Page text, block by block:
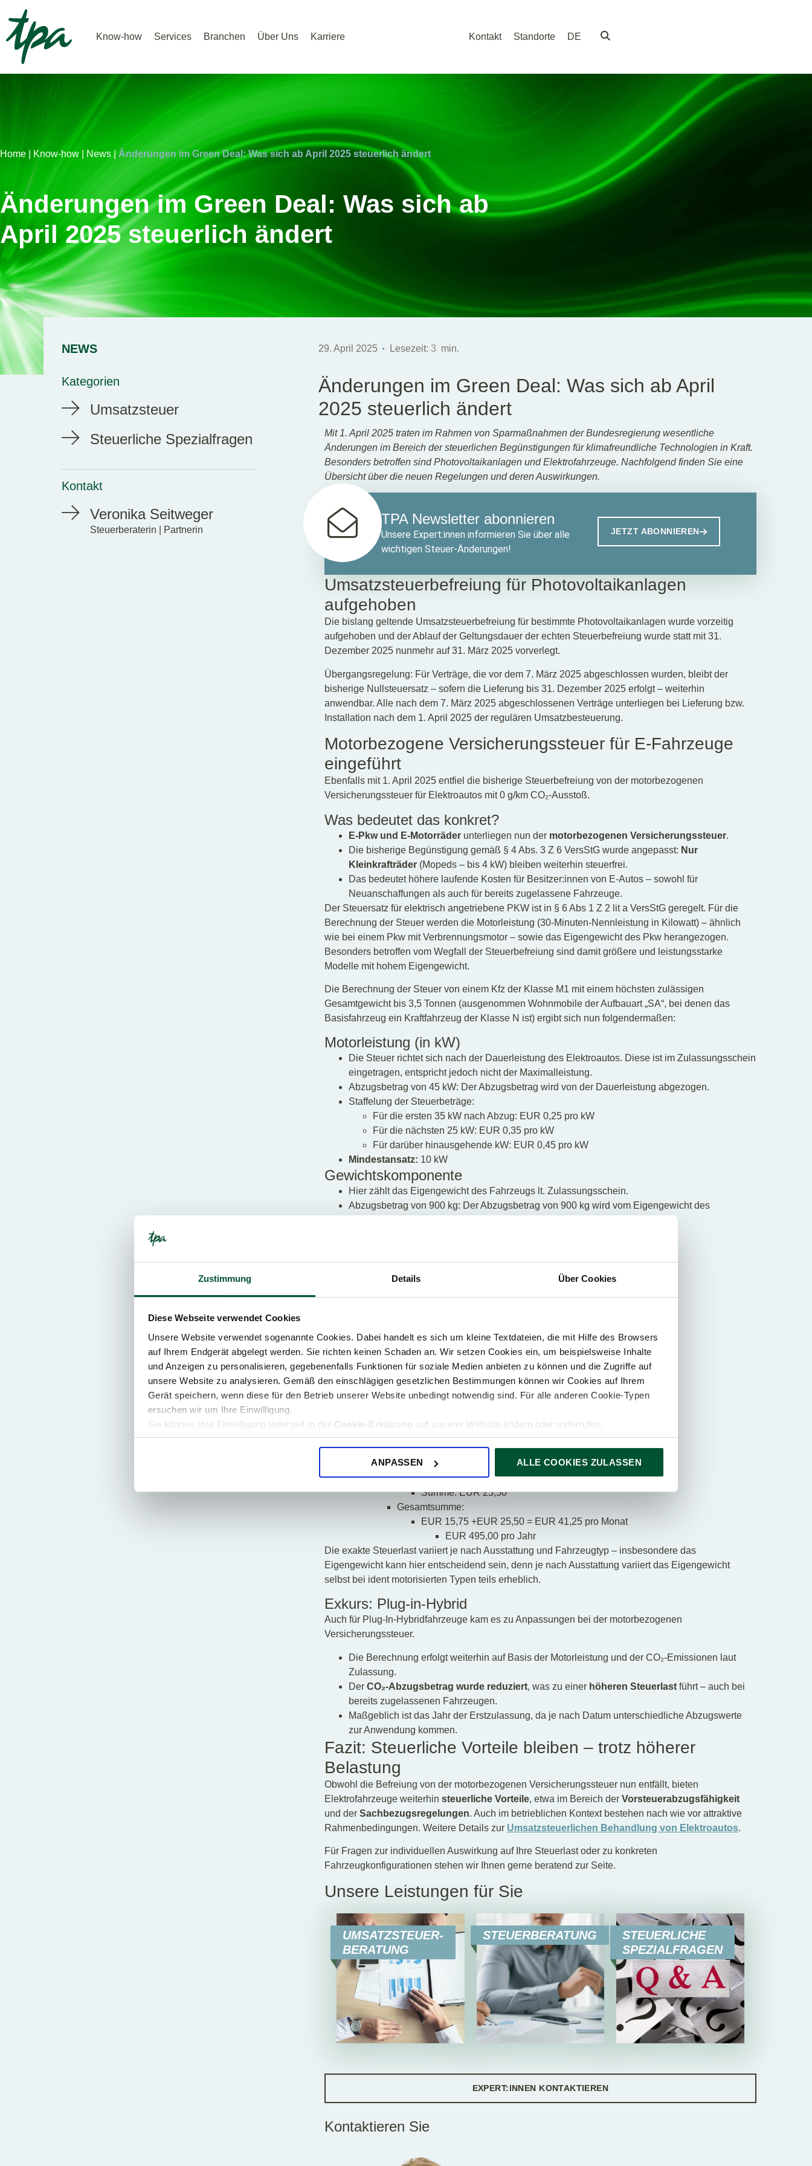
Zustimmung Details Über Cookies
Diese Webseite verwendet Cookies
Unsere Website verwendet sogenannte Cookies. Dabei handelt es sich um kleine Textdateien, die mit Hilfe des Browsers
auf Ihrem Endgerät abgelegt werden. Sie richten keinen Schaden an. Wir setzen Cookies ein, um beispielsweise Inhalte
und Anzeigen zu personalisieren, gegebenenfalls Funktionen für soziale Medien anbieten zu können und die Zugriffe auf
unsere Website zu analysieren. Gemäß den einschlägigen gesetzlichen Bestimmungen können wir Cookies auf Ihrem
Gerät speichern, wenn diese für den Betrieb unserer Website unbedingt notwendig sind. Für alle anderen Cookie-Typen
ersuchen wir um Ihre Einwilligung.
Sie können Ihre Einwilligung jederzeit in der Cookie-Erklärung auf unserer Website ändern oder widerrufen.
ANPASSEN ALLE COOKIES ZULASSEN
Know-how Services Branchen Über Uns Karriere Kontakt Standorte DE
Home | Know-how | News | Änderungen im Green Deal: Was sich ab April 2025 steuerlich ändert
Änderungen im Green Deal: Was sich ab
April 2025 steuerlich ändert
NEWS
Kategorien
Umsatzsteuer
Steuerliche Spezialfragen
Kontakt
Veronika Seitweger
Steuerberaterin | Partnerin
29. April 2025 Lesezeit: 3 min.
Änderungen im Green Deal: Was sich ab April
2025 steuerlich ändert
Mit 1. April 2025 traten im Rahmen von Sparmaßnahmen der Bundesregierung wesentliche
Änderungen im Bereich der steuerlichen Begünstigungen für klimafreundliche Technologien in Kraft.
Besonders betroffen sind Photovoltaikanlagen und Elektrofahrzeuge. Nachfolgend finden Sie eine
Übersicht über die neuen Regelungen und deren Auswirkungen.
TPA Newsletter abonnieren
Unsere Expert:innen informieren Sie über alle
wichtigen Steuer-Änderungen!
JETZT ABONNIEREN
Umsatzsteuerbefreiung für Photovoltaikanlagen
aufgehoben
Die bislang geltende Umsatzsteuerbefreiung für bestimmte Photovoltaikanlagen wurde vorzeitig
aufgehoben und der Ablauf der Geltungsdauer der echten Steuerbefreiung wurde statt mit 31.
Dezember 2025 nunmehr auf 31. März 2025 vorverlegt.
Übergangsregelung: Für Verträge, die vor dem 7. März 2025 abgeschlossen wurden, bleibt der
bisherige Nullsteuersatz – sofern die Lieferung bis 31. Dezember 2025 erfolgt – weiterhin
anwendbar. Alle nach dem 7. März 2025 abgeschlossenen Verträge unterliegen bei Lieferung bzw.
Installation nach dem 1. April 2025 der regulären Umsatzbesteuerung.
Motorbezogene Versicherungssteuer für E-Fahrzeuge
eingeführt
Ebenfalls mit 1. April 2025 entfiel die bisherige Steuerbefreiung von der motorbezogenen
Versicherungssteuer für Elektroautos mit 0 g/km CO₂-Ausstoß.
Was bedeutet das konkret?
E-Pkw und E-Motorräderunterliegen nun der motorbezogenen Versicherungssteuer.
Die bisherige Begünstigung gemäß § 4 Abs. 3 Z 6 VersStG wurde angepasst: Nur
Kleinkrafträder(Mopeds – bis 4 kW) bleiben weiterhin steuerfrei.
Das bedeutet höhere laufende Kosten für Besitzer:innen von E-Autos – sowohl für
Neuanschaffungen als auch für bereits zugelassene Fahrzeuge.
Der Steuersatz für elektrisch angetriebene PKW ist in § 6 Abs 1 Z 2 lit a VersStG geregelt. Für die
Berechnung der Steuer werden die Motorleistung (30-Minuten-Nennleistung in Kilowatt) – ähnlich
wie bei einem Pkw mit Verbrennungsmotor – sowie das Eigengewicht des Pkw herangezogen.
Besonders betroffen vom Wegfall der Steuerbefreiung sind damit größere und leistungsstarke
Modelle mit hohem Eigengewicht.
Die Berechnung der Steuer von einem Kfz der Klasse M1 mit einem höchsten zulässigen
Gesamtgewicht bis 3,5 Tonnen (ausgenommen Wohnmobile der Aufbauart „SA“, bei denen das
Basisfahrzeug ein Kraftfahrzeug der Klasse N ist) ergibt sich nun folgendermaßen:
Motorleistung (in kW)
Die Steuer richtet sich nach der Dauerleistung des Elektroautos. Diese ist im Zulassungsschein
eingetragen, entspricht jedoch nicht der Maximalleistung.
Abzugsbetrag von 45 kW: Der Abzugsbetrag wird von der Dauerleistung abgezogen.
Staffelung der Steuerbeträge:
Für die ersten 35 kW nach Abzug: EUR 0,25 pro kW
Für die nächsten 25 kW: EUR 0,35 pro kW
Für darüber hinausgehende kW: EUR 0,45 pro kW
Mindestansatz: 10 kW
Gewichtskomponente
Hier zählt das Eigengewicht des Fahrzeugs lt. Zulassungsschein.
Abzugsbetrag von 900 kg: Der Abzugsbetrag von 900 kg wird vom Eigengewicht des
Für die nächsten 700 kg: EUR 0,03 pro kg
Für darüber hinausgehende kg: EUR 0,045 pro kg
Annahme Eigengewicht: 2.000 kg
Motorleistungskomponente:
100 kW – 45 kW = 55 kW
35 kW x EUR 0,25 = EUR 8,75
Summe: EUR 15,75
000 kg – 900 kg = 1.100 kg
500 kg x EUR 0,015 = EUR 7,50
600 kg x EUR 0,03 = EUR 18,00
Summe: EUR 25,50
Gesamtsumme:
EUR 15,75 +EUR 25,50 = EUR 41,25 pro Monat
EUR 495,00 pro Jahr
Die exakte Steuerlast variiert je nach Ausstattung und Fahrzeugtyp – insbesondere das
Eigengewicht kann hier entscheidend sein, denn je nach Ausstattung variiert das Eigengewicht
selbst bei ident motorisierten Typen teils erheblich.
Exkurs: Plug-in-Hybrid
Auch für Plug-In-Hybridfahrzeuge kam es zu Anpassungen bei der motorbezogenen
Versicherungssteuer.
Die Berechnung erfolgt weiterhin auf Basis der Motorleistung und der CO₂-Emissionen laut
Zulassung.
Der CO₂-Abzugsbetrag wurde reduziert, was zu einer höheren Steuerlastführt – auch bei
bereits zugelassenen Fahrzeugen.
Maßgeblich ist das Jahr der Erstzulassung, da je nach Datum unterschiedliche Abzugswerte
zur Anwendung kommen.
Fazit: Steuerliche Vorteile bleiben – trotz höherer
Belastung
Obwohl die Befreiung von der motorbezogenen Versicherungssteuer nun entfällt, bieten
Elektrofahrzeuge weiterhin steuerliche Vorteile, etwa im Bereich der Vorsteuerabzugsfähigkeit
und der Sachbezugsregelungen. Auch im betrieblichen Kontext bestehen nach wie vor attraktive
Rahmenbedingungen. Weitere Details zur Umsatzsteuerlichen Behandlung von Elektroautos.
Für Fragen zur individuellen Auswirkung auf Ihre Steuerlast oder zu konkreten
Fahrzeugkonfigurationen stehen wir Ihnen gerne beratend zur Seite.
Unsere Leistungen für Sie
UMSATZSTEUER-
BERATUNG
STEUERBERATUNG
STEUERLICHE
SPEZIALFRAGEN
EXPERT:INNEN KONTAKTIEREN
Kontaktieren Sie